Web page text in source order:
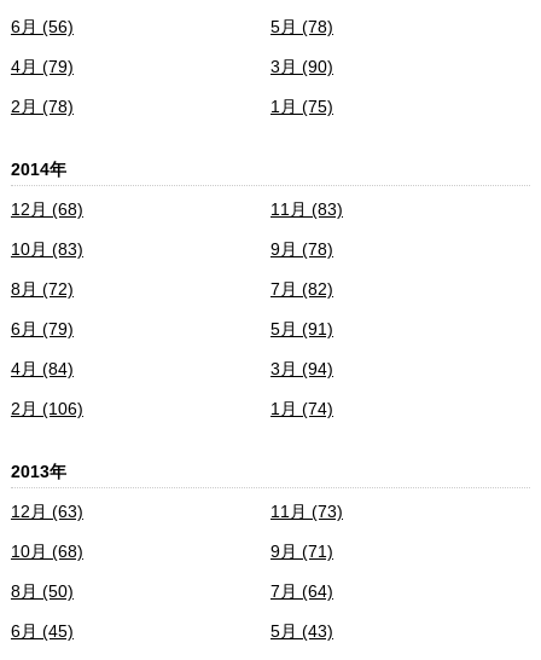
6月 (56) 5月 (78)
4月 (79) 3月 (90)
2月 (78) 1月 (75)
2014年
12月 (68) 11月 (83)
10月 (83) 9月 (78)
8月 (72) 7月 (82)
6月 (79) 5月 (91)
4月 (84) 3月 (94)
2月 (106) 1月 (74)
2013年
12月 (63) 11月 (73)
10月 (68) 9月 (71)
8月 (50) 7月 (64)
6月 (45) 5月 (43)